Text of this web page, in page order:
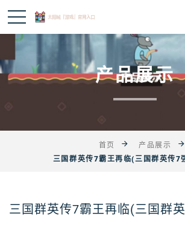
产品展示
首页
产品展示
三国群英传7霸王再临(三国群英传7
三国群英传7霸王再临(三国群